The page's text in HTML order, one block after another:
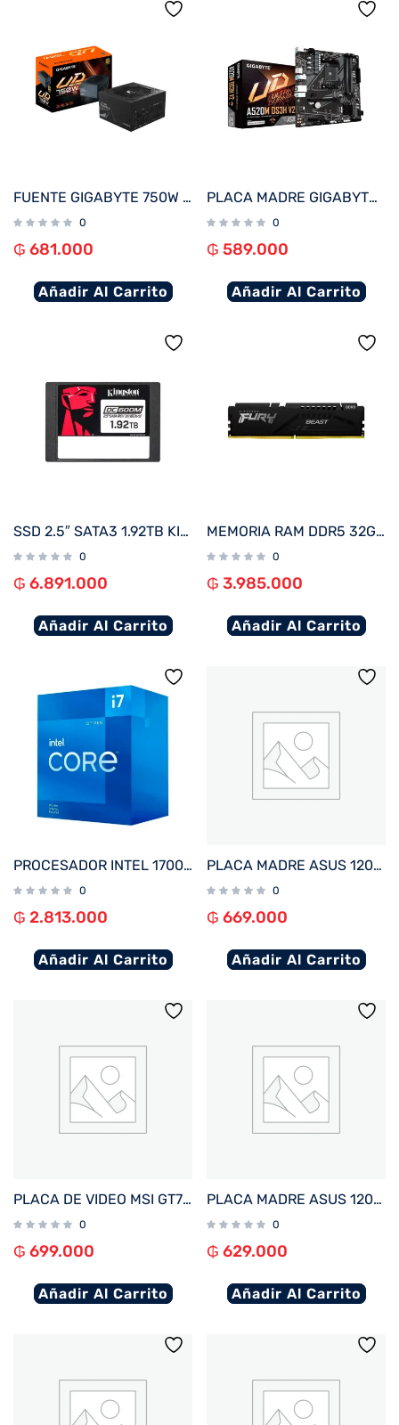
FUENTE GIGABYTE 750W 80PLUS GOLD FULL MODULAR BIVOLT GP-UD750GM
0
₲ 681.000
Añadir Al Carrito
PLACA MADRE GIGABYTE AM4 A520M DS3H V2 S/R/HDMI/DP/M.2/DDR4/USB3.2/MATX
0
₲ 589.000
Añadir Al Carrito
SSD 2.5″ SATA3 1.92TB KINGSTON SEDC600M/1920G 560/530
0
₲ 6.891.000
Añadir Al Carrito
MEMORIA RAM DDR5 32GB 5200 KINGSTON FURY BEAST BK KF552C40BB-32 XMP
0
₲ 3.985.000
Añadir Al Carrito
PROCESADOR INTEL 1700 CORE I7-12700F 2.7GHZ/25MB C/COOL BX8071512700F
0
₲ 2.813.000
Añadir Al Carrito
PLACA MADRE ASUS 1200 PRIME H510M-R R2.0 V/S/R/HDMI/DDR4/USB3.2/MATX
0
₲ 669.000
Añadir Al Carrito
PLACA DE VIDEO MSI GT710 2GB DDR3 GT710-2GD3-LP
0
₲ 699.000
Añadir Al Carrito
PLACA MADRE ASUS 1200 PRIME H510M-F R3.0 S/R/HDMI/M2/DDR4/USB3.2/MATX
0
₲ 629.000
Añadir Al Carrito